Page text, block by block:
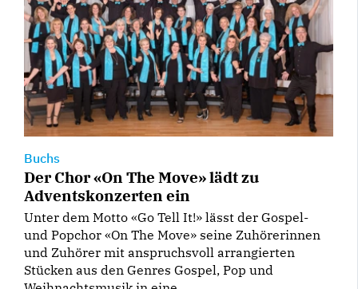
Buchs
Der Chor «On The Move» lädt zu
Adventskonzerten ein
Unter dem Motto «Go Tell It!» lässt der Gospel-
und Popchor «On The Move» seine Zuhörerinnen
und Zuhörer mit anspruchsvoll arrangierten
Stücken aus den Genres Gospel, Pop und